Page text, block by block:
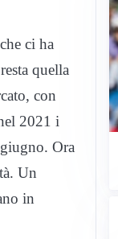
ci ha
quella
con
2021 i
Ora
Un
in